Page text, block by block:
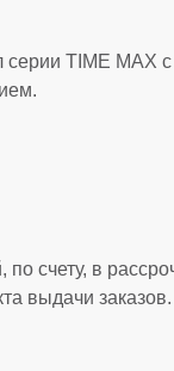
TIME MAX
по счету, в
выдачи заказов.